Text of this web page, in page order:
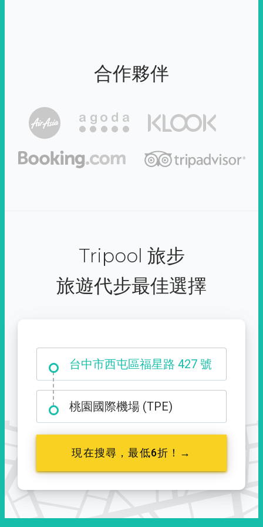
合作夥伴
Tripool 旅步
旅遊代步最佳選擇
台中市西屯區福星路 427 號
桃園國際機場 (TPE)
現在搜尋，最低6折！→